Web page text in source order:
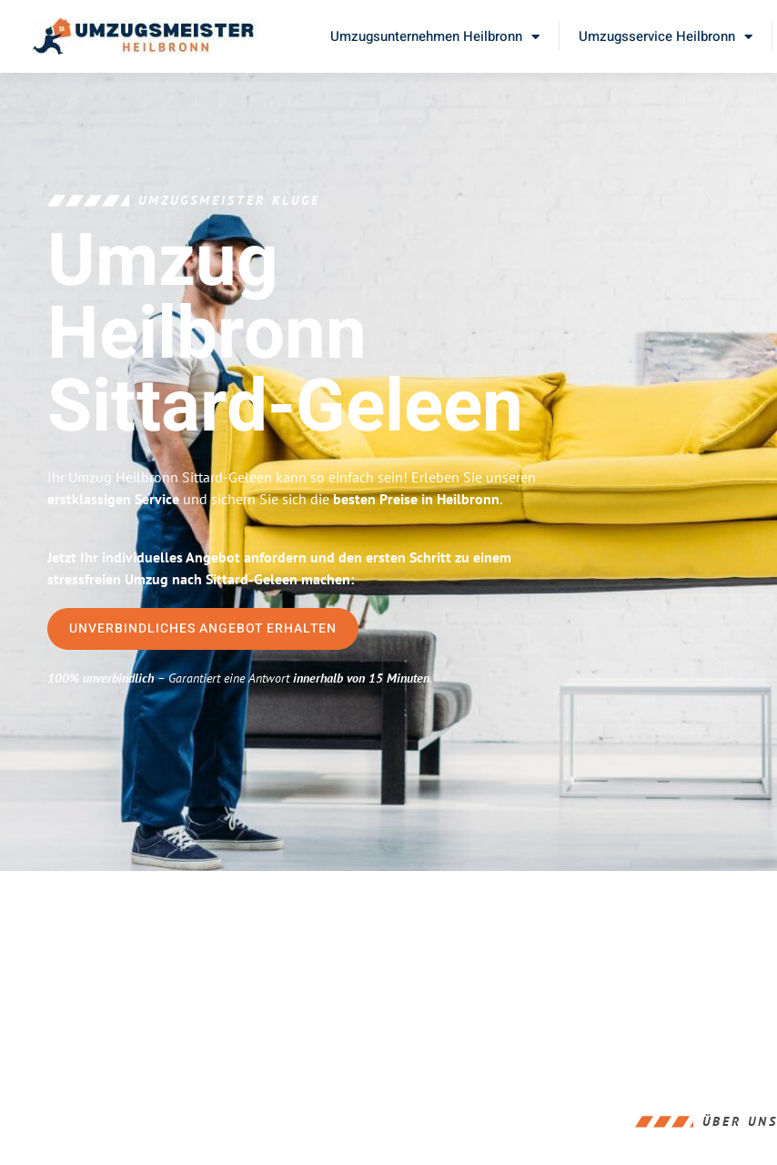
Umzugsunternehmen Heilbronn Umzugsservice Heilbronn
UMZUGSMEISTER KLUGE
Umzug
Heilbronn
Sittard-Geleen
Ihr Umzug Heilbronn Sittard-Geleen kann so einfach sein! Erleben Sie unseren
erstklassigen Serviceund sichern Sie sich diebesten Preise in Heilbronn.
Jetzt Ihr individuelles Angebot anfordern und den ersten Schritt zu einem
stressfreien Umzug nach Sittard-Geleen machen:
UNVERBINDLICHES ANGEBOT ERHALTEN
100% unverbindlich– Garantiert eine Antwortinnerhalb von 15 Minuten.
ÜBER UNS